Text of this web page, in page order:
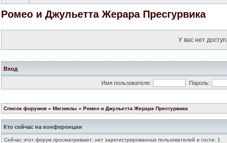
Ромео и Джульетта Жерара Пресгурвика
У вас нет
Вход
Имя пользователя: Пароль:
Список форумов » Мюзиклы » Ромео и Джульетта Жерара Пресгурвика
Кто сейчас на конференции
Сейчас этот форум просматривают: нет зарегистрированных пользователей и гости: 1